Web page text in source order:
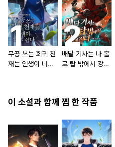
무공 쓰는 회귀 천
재는 인생이 너무
배달 기사는 나 홀
로 탑 밖에서 강해
이 소설과 함께 찜 한 작품